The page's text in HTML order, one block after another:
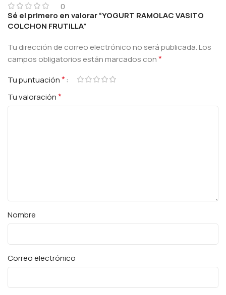
0
Sé el primero en valorar “YOGURT RAMOLAC VASITO
COLCHON FRUTILLA”
Tu dirección de correo electrónico no será publicada.Los
campos obligatorios están marcados con*
Tu puntuación*
Tu valoración*
Nombre
Correo electrónico